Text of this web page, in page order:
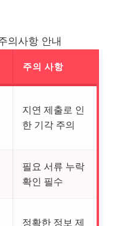
의사항 안내
주의 사항
지연 제출로 인
한 기각 주의
필요 서류 누락
확인 필수
정확한 정보 제